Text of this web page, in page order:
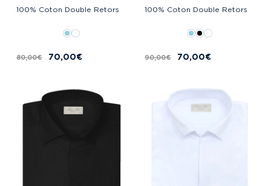
100% Coton Double Retors
80,00 € 70,00 €
100% Coton Double Retors
90,00 € 70,00 €